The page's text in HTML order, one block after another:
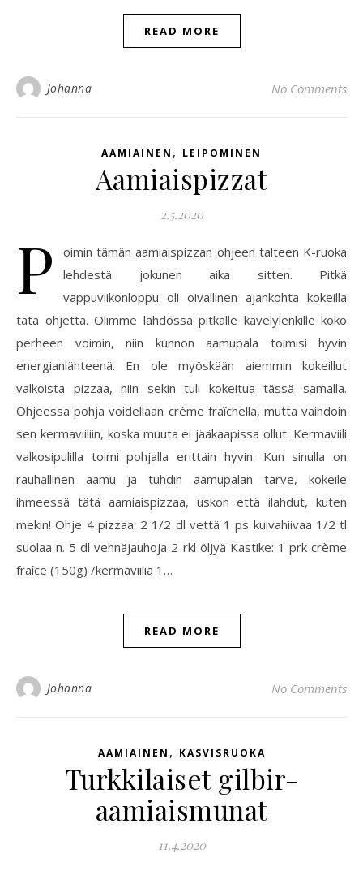
READ MORE
Johanna No Comments
AAMIAINEN , LEIPOMINEN
Aamiaispizzat
2.5.2020
P
oimin tämän aamiaispizzan ohjeen talteen K-ruoka
lehdestä jokunen aika sitten. Pitkä
vappuviikonloppu oli oivallinen ajankohta kokeilla
tätä ohjetta. Olimme lähdössä pitkälle kävelylenkille koko
perheen voimin, niin kunnon aamupala toimisi hyvin
energianlähteenä. En ole myöskään aiemmin kokeillut
valkoista pizzaa, niin sekin tuli kokeitua tässä samalla.
Ohjeessa pohja voidellaan crème fraîchella, mutta vaihdoin
sen kermaviiliin, koska muuta ei jääkaapissa ollut. Kermaviili
valkosipulilla toimi pohjalla erittäin hyvin. Kun sinulla on
rauhallinen aamu ja tuhdin aamupalan tarve, kokeile
ihmeessä tätä aamiaispizzaa, uskon että ilahdut, kuten
mekin! Ohje 4 pizzaa: 2 1/2 dl vettä 1 ps kuivahiivaa 1/2 tl
suolaa n. 5 dl vehnäjauhoja 2 rkl öljyä Kastike: 1 prk crème
fraîce (150g) /kermaviiliä 1…
READ MORE
Johanna No Comments
AAMIAINEN , KASVISRUOKA
Turkkilaiset gilbir-
aamiaismunat
11.4.2020